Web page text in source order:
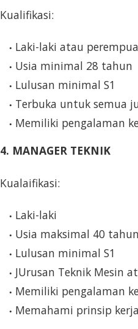
Kualifikasi:
Laki-laki atau
Usia minimal 28 tahun
Lulusan minimal S1
Terbuka untuk semua
Memiliki pengalaman
4. MANAGER TEKNIK
Kualaifikasi:
Laki-laki
Usia maksimal 40 tahun
Lulusan minimal S1
JUrusan Teknik Mesin
Memiliki pengalaman
Memahami prinsip